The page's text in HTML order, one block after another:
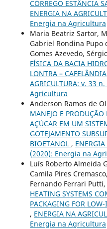
CÓRREGO ESTÂNCIA
ENERGIA NA
Energia na Agricultura
Maria Beatriz Sartor,
Gabriel Rondina Pupo
Gomes Azevedo,
FÍSICA DA BACIA
LONTRA –
AGRICULTURA: v. 33
Agricultura
Anderson Ramos de
MANEJO E
AÇÚCAR EM UM
GOTEJAMENTO
BIOETANOL ,
(2020): Energia na
Luís Roberto Almeida
Camila Pires
Fernando Ferrari Putti,
HEATING SYSTEMS
PACKAGING FOR
, ENERGIA NA
Energia na Agricultura